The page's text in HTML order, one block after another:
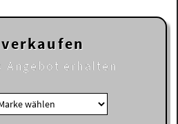
Angebot erhalten